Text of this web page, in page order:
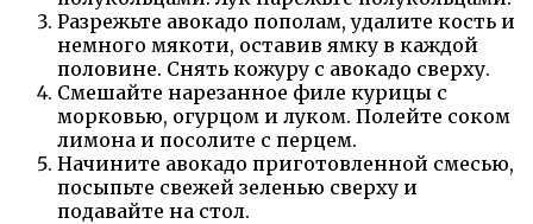
Разрежьте авокадо пополам, удалите кость и
немного мякоти, оставив ямку в каждой
половине. Снять кожуру с авокадо сверху.
Смешайте нарезанное филе курицы с
морковью, огурцом и луком. Полейте соком
лимона и посолите с перцем.
Начините авокадо приготовленной смесью,
посыпьте свежей зеленью сверху и
подавайте на стол.